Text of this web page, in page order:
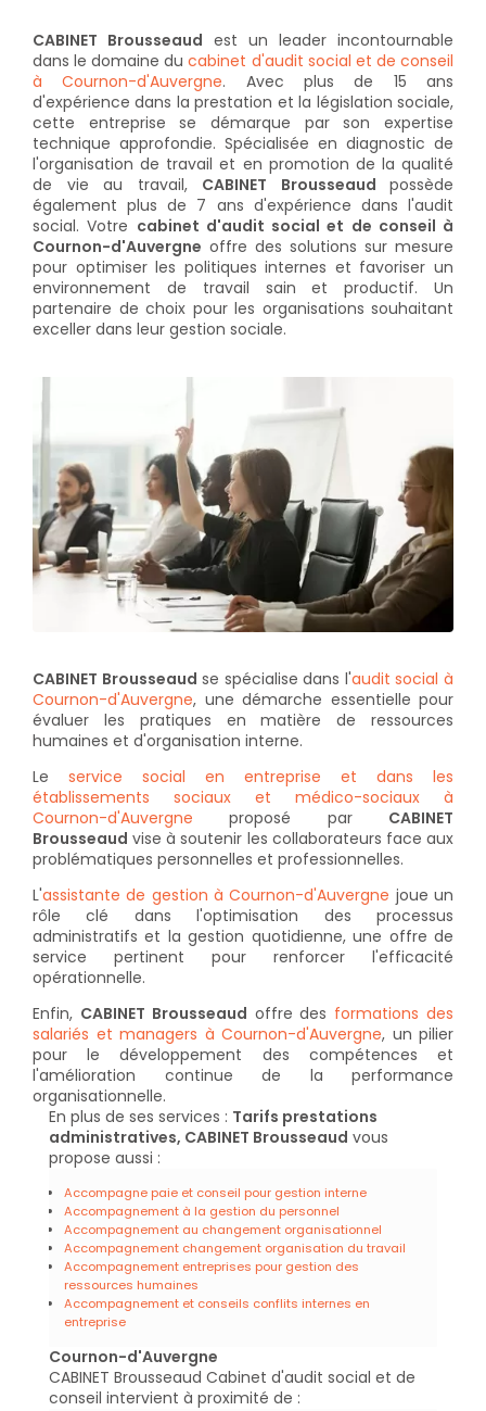
CABINET Brousseaud est un leader incontournable
dans le domaine ducabinet d'audit social et de conseil
à Cournon-d'Auvergne. Avec plus de 15 ans
d'expérience dans la prestation et la législation sociale,
cette entreprise se démarque par son expertise
technique approfondie. Spécialisée en diagnostic de
l'organisation de travail et en promotion de la qualité
de vie au travail, CABINET Brousseaud possède
également plus de 7 ans d'expérience dans l'audit
social. Votre cabinet d'audit social et de conseil à
Cournon-d'Auvergne offre des solutions sur mesure
pour optimiser les politiques internes et favoriser un
environnement de travail sain et productif. Un
partenaire de choix pour les organisations souhaitant
exceller dans leur gestion sociale.
CABINET Brousseaud se spécialise dans l'audit social à
Cournon-d'Auvergne, une démarche essentielle pour
évaluer les pratiques en matière de ressources
humaines et d'organisation interne.
Le service social en entreprise et dans les
établissements sociaux et médico-sociaux à
Cournon-d'Auvergne proposé par CABINET
Brousseaud vise à soutenir les collaborateurs face aux
problématiques personnelles et professionnelles.
L'assistante de gestion à Cournon-d'Auvergne joue un
rôle clé dans l'optimisation des processus
administratifs et la gestion quotidienne, une offre de
service pertinent pour renforcer l'efficacité
opérationnelle.
Enfin, CABINET Brousseaud offre des formations des
salariés et managers à Cournon-d'Auvergne, un pilier
pour le développement des compétences et
l'amélioration continue de la performance
organisationnelle.
En plus de ses services : Tarifs prestations
administratives, CABINET Brousseaud vous
propose aussi :
Accompagne paie et conseil pour gestion interne
Accompagnement à la gestion du personnel
Accompagnement au changement organisationnel
Accompagnement changement organisation du travail
Accompagnement entreprises pour gestion des
ressources humaines
Accompagnement et conseils conflits internes en
entreprise
Cournon-d'Auvergne
CABINET Brousseaud Cabinet d'audit social et de
conseil intervient à proximité de :